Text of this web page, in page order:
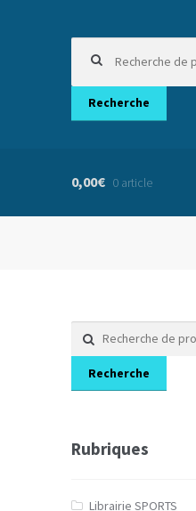
pour :
Recherche
0,00€ 0 article
Recherche
pour :
Recherche
Rubriques
Librairie SPORTS